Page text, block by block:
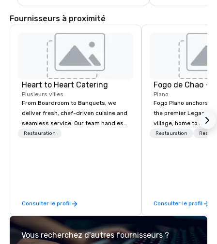
Fournisseurs à proximité
Heart to Heart Catering
Plusieurs villes
From Boardroom to Banquets, we
deliver fresh, chef-driven cuisine and
seamless service. Our team handles
everything—menu design, event
Restauration
Consulter le profil
Fogo de Chao -
Plano
Fogo Plano anchors
the premier Legacy
village, home to
hotels, renowned
views of an open
Guests can luxuriate
cabinet, and a first-
Restauration
Consulter le profil
Vous recherchez d'autres fournisseurs ?